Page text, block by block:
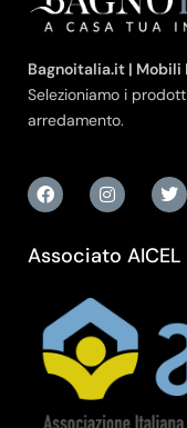
Bagnoitalia.it | Mobili
Selezioniamo i
arredamento.
Associato AICEL